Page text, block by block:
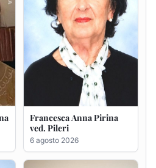
Francesca Anna Pirina
ved. Pileri
6 agosto 2026